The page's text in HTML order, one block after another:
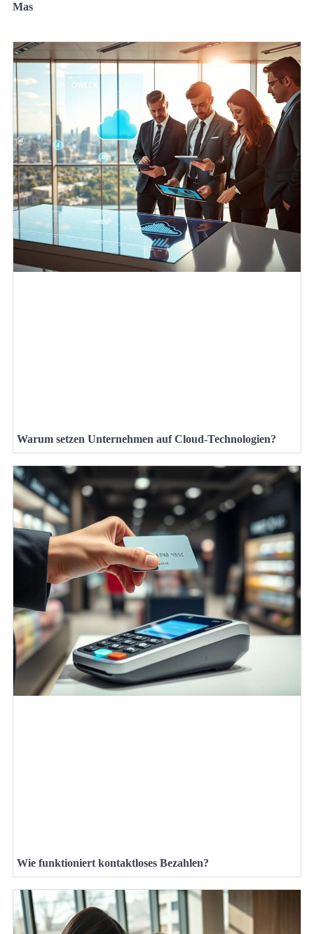
Mas
Warum setzen Unternehmen auf Cloud-Technologien?
Wie funktioniert kontaktloses Bezahlen?